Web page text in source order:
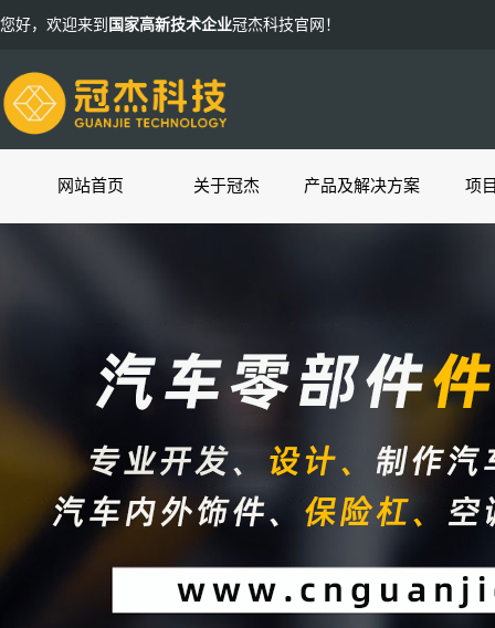
您好，欢迎来到 国家高新技术企业冠杰科技官网！
网站首页 关于冠杰 产品及解决方案 项